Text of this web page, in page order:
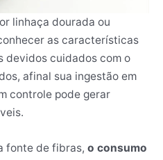
linhaça dourada ou
as características
devidos cuidados com o
afinal sua ingestão em
controle pode gerar
fonte de fibras, o consumo